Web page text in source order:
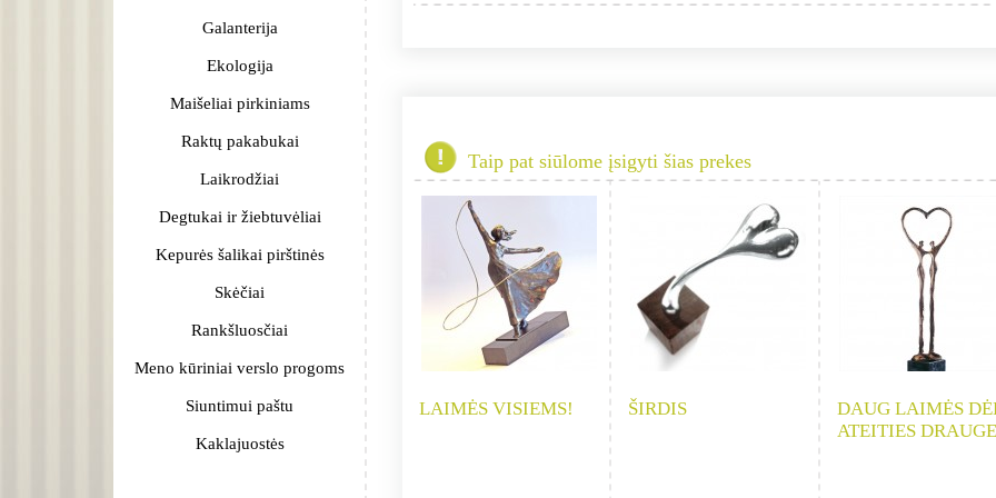
Galanterija
Ekologija
Maišeliai pirkiniams
Raktų pakabukai
Laikrodžiai
Degtukai ir žiebtuvėliai
Kepurės šalikai pirštinės
Skėčiai
Rankšluosčiai
Meno kūriniai verslo progoms
Siuntimui paštu
Kaklajuostės
Taip pat siūlome įsigyti šias prekes
LAIMĖS VISIEMS! ŠIRDIS
DAUG LAIMĖS
ATEITIES DRAUGE